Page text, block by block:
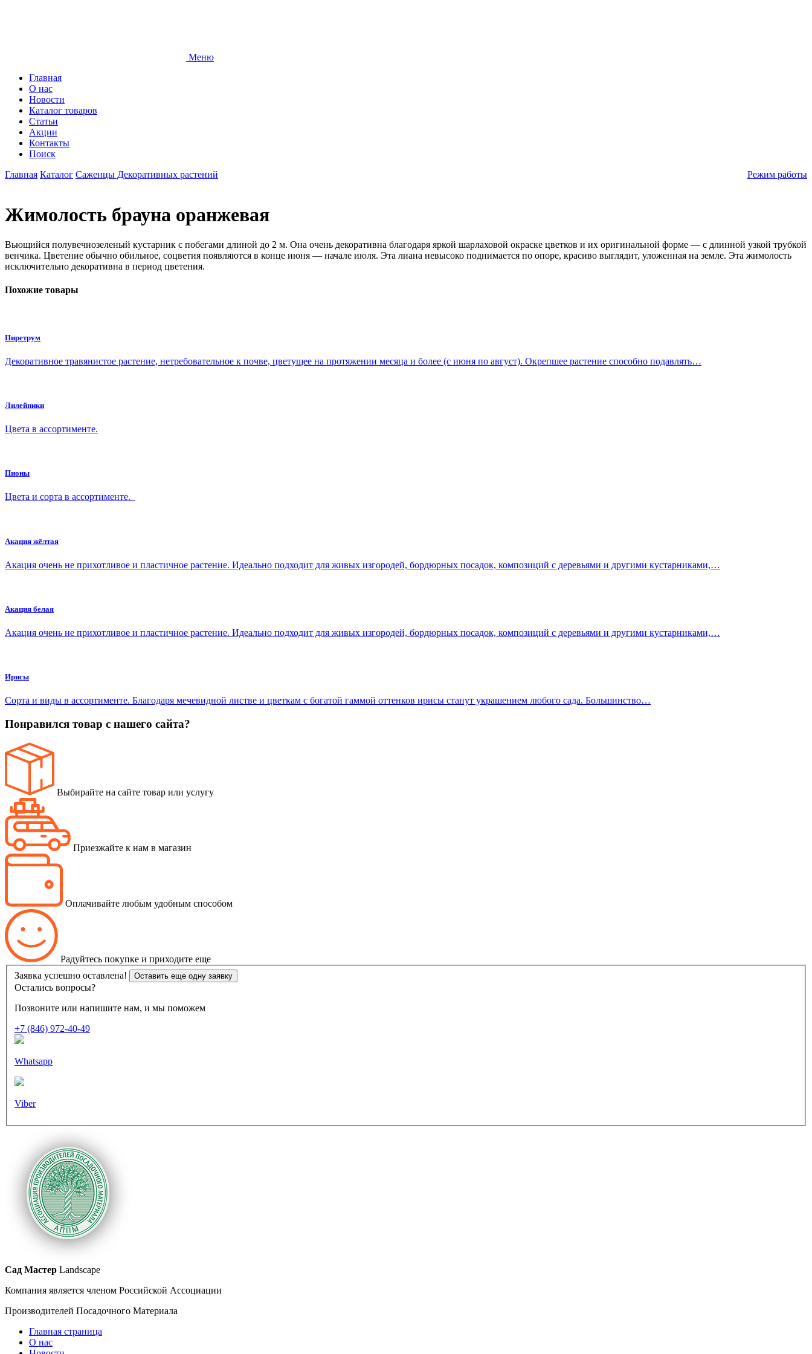
Меню
Главная
О нас
Новости
Каталог товаров
Статьи
Акции
Контакты
Поиск
Режим работы
Главная Каталог Саженцы Декоративных растений
Жимолость брауна оранжевая
Вьющийся полувечнозеленый кустарник с побегами длиной до 2 м. Она очень декоративна благодаря яркой шарлаховой окраске цветков и их оригинальной форме — с длинной узкой трубкой
венчика. Цветение обычно обильное, соцветия появляются в конце июня — начале июля. Эта лиана невысоко поднимается по опоре, красиво выглядит, уложенная на земле. Эта жимолость
исключительно декоративна в период цветения.
Похожие товары
Пиретрум
Декоративное травянистое растение, нетребовательное к почве, цветущее на протяжении месяца и более (с июня по август). Окрепшее растение способно подавлять…
Лилейники
Цвета в ассортименте.
Пионы
Цвета и сорта в ассортименте.
Акация жёлтая
Акация очень не прихотливое и пластичное растение. Идеально подходит для живых изгородей, бордюрных посадок, композиций с деревьями и другими кустарниками,…
Акация белая
Акация очень не прихотливое и пластичное растение. Идеально подходит для живых изгородей, бордюрных посадок, композиций с деревьями и другими кустарниками,…
Ирисы
Сорта и виды в ассортименте. Благодаря мечевидной листве и цветкам с богатой гаммой оттенков ирисы станут украшением любого сада. Большинство…
Понравился товар с нашего сайта?
Выбирайте на сайте товар или услугу
Приезжайте к нам в магазин
Оплачивайте любым удобным способом
Радуйтесь покупке и приходите еще
Заявка успешно оставлена!
Оставить еще одну заявку
Остались вопросы?
Позвоните или напишите нам, и мы поможем
+7 (846) 972-40-49
Whatsapp
Viber
Сад Мастер Landscape
Компания является членом Российской Ассоциации
Производителей Посадочного Материала
Главная страница
О нас